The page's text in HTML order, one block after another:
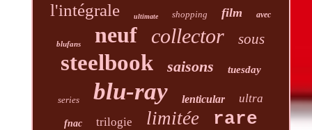
l'intégrale ultimate shopping film avec
blufans neuf collector sous
steelbook saisons tuesday
series blu-ray lenticular ultra
fnac trilogie limitée rare